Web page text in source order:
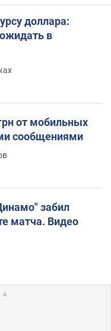
доллара:
в
от мобильных
сообщениями
забил
матча. Видео